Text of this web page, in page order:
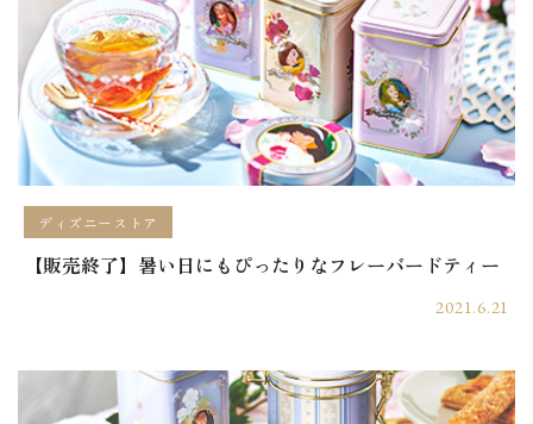
ディズニーストア
【販売終了】暑い日にもぴったりなフレーバードティー
2021.6.21